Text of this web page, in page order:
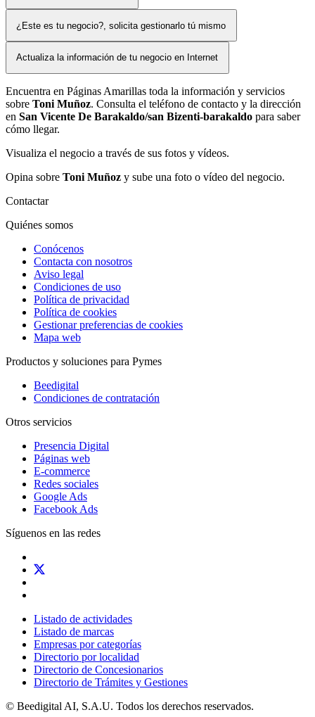
¿Este es tu negocio?, solicita gestionarlo tú mismo
Actualiza la información de tu negocio en Internet
Encuentra en Páginas Amarillas toda la información y servicios
sobre Toni Muñoz. Consulta el teléfono de contacto y la dirección
en San Vicente De Barakaldo/san Bizenti-barakaldo para saber
cómo llegar.
Visualiza el negocio a través de sus fotos y vídeos.
Opina sobre Toni Muñoz y sube una foto o vídeo del negocio.
Contactar
Quiénes somos
Conócenos
Contacta con nosotros
Aviso legal
Condiciones de uso
Política de privacidad
Política de cookies
Gestionar preferencias de cookies
Mapa web
Productos y soluciones para Pymes
Beedigital
Condiciones de contratación
Otros servicios
Presencia Digital
Páginas web
E-commerce
Redes sociales
Google Ads
Facebook Ads
Síguenos en las redes
Listado de actividades
Listado de marcas
Empresas por categorías
Directorio por localidad
Directorio de Concesionarios
Directorio de Trámites y Gestiones
© Beedigital AI, S.A.U. Todos los derechos reservados.